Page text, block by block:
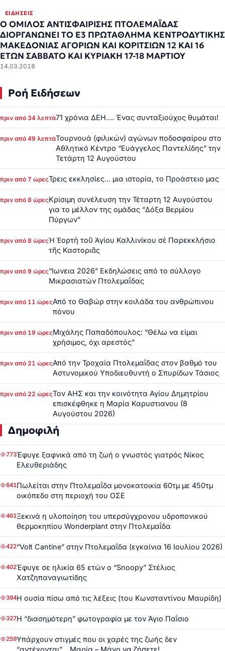
ΕΙΔΉΣΕΙΣ
Ο ΟΜΙΛΟΣ ΑΝΤΙΣΦΑΙΡΙΣΗΣ ΠΤΟΛΕΜΑΪΔΑΣ
ΔΙΟΡΓΑΝΩΝΕΙ ΤΟ Ε3 ΠΡΩΤΑΘΛΗΜΑ ΚΕΝΤΡΟΔΥΤΙΚΗΣ
ΜΑΚΕΔΟΝΙΑΣ ΑΓΟΡΙΩΝ ΚΑΙ ΚΟΡΙΤΣΙΩΝ 12 ΚΑΙ 16
ΕΤΩΝ ΣΑΒΒΑΤΟ ΚΑΙ ΚΥΡΙΑΚΗ 17-18 ΜΑΡΤΙΟΥ
14.03.2018
Ροή Ειδήσεων
πριν από 34 λεπτά71 χρόνια ΔΕΗ…. Ένας συνταξιούχος θυμάται!
πριν από 49 λεπτάΤουρνουά (φιλικών) αγώνων ποδοσφαίρου στο
Αθλητικό Κέντρο “Ευάγγελος Παντελίδης” την
Τετάρτη 12 Αυγούστου
πριν από 7 ώρεςΤρεις εκκλησίες… μια ιστορία, το Προάστειο μας
πριν από 8 ώρεςΚρίσιμη συνέλευση την Τέταρτη 12 Αυγούστου
για το μέλλον της ομάδας “Δόξα Βερμίου
Πύργων”
πριν από 8 ώρεςἩ Ἑορτὴ τοῦ Ἁγίου Καλλινίκου σὲ Παρεκκλήσιο
τῆς Καστοριᾶς
πριν από 9 ώρες“Ιωνεια 2026” Εκδηλώσεις από το σύλλογο
Μικρασιατών Πτολεμαΐδας
πριν από 11 ώρεςΑπό το Θαβώρ στην κοιλάδα του ανθρώπινου
πόνου
πριν από 19 ώρεςΜιχάλης Παπαδόπουλος: “Θέλω να είμαι
χρήσιμος, όχι αρεστός”
πριν από 21 ώρεςΑπό την Τροχαία Πτολεμαΐδας στον βαθμό του
Αστυνομικού Υποδιευθυντή ο Σπυρίδων Τάσιος
πριν από 22 ώρεςΤον ΑΗΣ και την κοινότητα Αγίου Δημητρίου
επισκέφθηκε η Μαρία Καρυστιανου (8
Αυγούστου 2026)
Δημοφιλή
773Έφυγε ξαφνικά από τη ζωή ο γνωστός γιατρός Νίκος
Ελευθεριάδης
641Πωλείται στην Πτολεμαΐδα μονοκατοικία 60τμ με 450τμ
οικόπεδο στη περιοχή του ΟΣΕ
461Ξεκινά η υλοποίηση του υπερσύγχρονου υδροπονικού
θερμοκηπίου Wonderplant στην Πτολεμαΐδα
422“Volt Cantine” στην Πτολεμαΐδα (εγκαίνια 16 Ιουλίου 2026)
402Έφυγε σε ηλικία 65 ετών ο “Snoopy” Στέλιος
Χατζηπαναγιωτίδης
394Η ουσία πίσω από τις λέξεις (του Κωνσταντίνου Μαυρίδη)
327Η “διασημότερη” φωτογραφία με τον Άγιο Παΐσιο
259Υπάρχουν στιγμές που οι χαρές της ζωής δεν